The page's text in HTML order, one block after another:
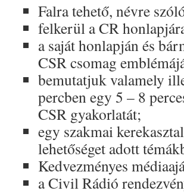
Falra tehető, névre
felkerül a CR
a saját honlapján és
CSR csomag
bemutatjuk valamely
percben egy 5 – 8
CSR gyakorlatát;
egy szakmai
lehetőséget adott
Kedvezményes
a Civil Rádió